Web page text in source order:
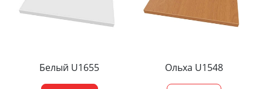
Белый U1655 Ольха U1548